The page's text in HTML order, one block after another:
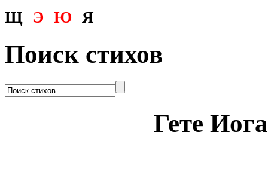
Щ
Э Ю Я
Поиск стихов
Гете